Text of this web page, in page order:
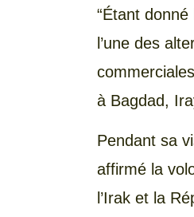
“Étant
l’une des
à Bagdad,
Pendant sa
affirmé la
l’Irak et la